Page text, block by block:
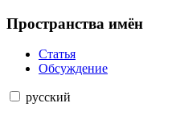
Пространства имён
Статья
Обсуждение
русский